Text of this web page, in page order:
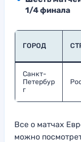
1/4 финала
ГОРОД
Санкт-
Петербур
г
Все о матчах
можно